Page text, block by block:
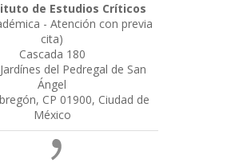
de Estudios Críticos
- Atención con previa
cita)
Cascada 180
del Pedregal de San
Ángel
CP 01900, Ciudad de
México